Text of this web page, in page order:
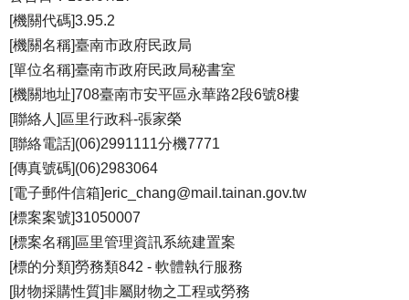
[機關代碼]3.95.2
[機關名稱]臺南市政府民政局
[單位名稱]臺南市政府民政局秘書室
[機關地址]708臺南市安平區永華路2段6號8樓
[聯絡人]區里行政科-張家榮
[聯絡電話](06)2991111分機7771
[傳真號碼](06)2983064
[電子郵件信箱]eric_chang@mail.tainan.gov.tw
[標案案號]31050007
[標案名稱]區里管理資訊系統建置案
[標的分類]勞務類842 - 軟體執行服務
[財物採購性質]非屬財物之工程或勞務